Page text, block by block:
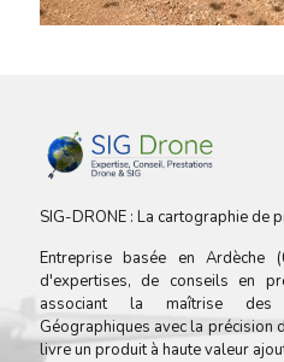
SIG-DRONE : La cartographie de
Entreprise basée en Ardèche
d'expertises, de conseils en
associant la maîtrise des
Géographiques avec la précision
livre un produit à haute valeur